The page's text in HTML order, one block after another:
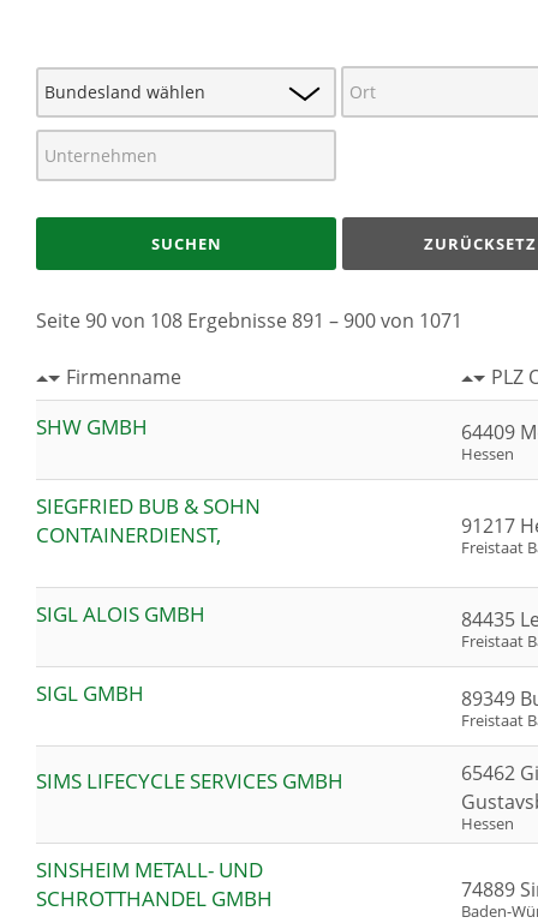
SUCHEN
Seite 90 von 108 Ergebnisse 891 – 900 von 1071
Firmenname PLZ
SHW GMBH 64409
Hessen
SIEGFRIED BUB & SOHN
CONTAINERDIENST,
91217
Freistaat
SIGL ALOIS GMBH 84435
Freistaat
SIGL GMBH 89349
Freistaat
SIMS LIFECYCLE SERVICES GMBH
65462
Hessen
SINSHEIM METALL- UND
SCHROTTHANDEL GMBH
74889
Baden-